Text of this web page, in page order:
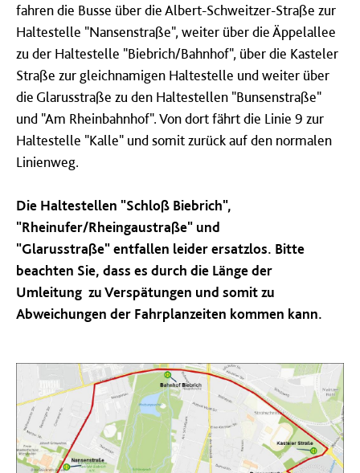
fahren die Busse über die Albert-Schweitzer-Straße zur
Haltestelle "Nansenstraße", weiter über die Äppelallee
zu der Haltestelle "Biebrich/Bahnhof", über die Kasteler
Straße zur gleichnamigen Haltestelle und weiter über
die Glarusstraße zu den Haltestellen "Bunsenstraße"
und "Am Rheinbahnhof". Von dort fährt die Linie 9 zur
Haltestelle "Kalle" und somit zurück auf den normalen
Linienweg.
Die Haltestellen "Schloß Biebrich",
"Rheinufer/Rheingaustraße" und
"Glarusstraße"entfallen leider ersatzlos. Bitte
beachten Sie, dass es durch die Länge der
Umleitung zu Verspätungen und somit zu
Abweichungen der Fahrplanzeiten kommen kann.